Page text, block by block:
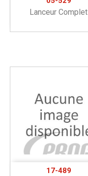
Lanceur Complet
17-489